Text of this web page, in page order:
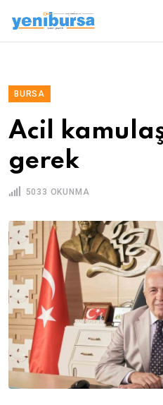
BURSA
Acil
gerek
5033 OKUNMA